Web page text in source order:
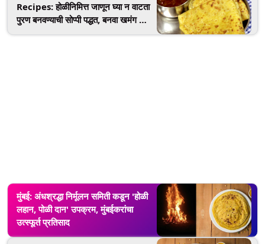
Recipes: होळीनिमित्त जाणून घ्या न वाटता
पुरण बनवण्याची सोप्पी पद्धत, बनवा खमंग आणि
मुंबई: अंधश्रद्धा निर्मूलन समिती कडून 'होळी
लहान, पोळी दान' उपक्रम, मुंबईकरांचा
उत्स्फूर्त प्रतिसाद